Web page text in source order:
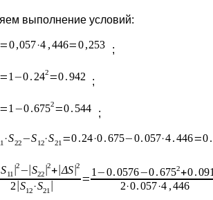
выполнение условий:
;
;
;